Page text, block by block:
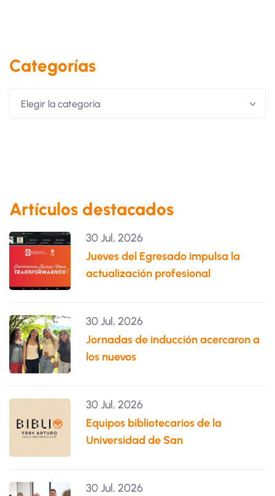
Categorías
Elegir la categoría
Artículos destacados
30 Jul, 2026
Jueves del Egresado impulsa la
actualización profesional
30 Jul, 2026
Jornadas de inducción acercaron a
los nuevos
30 Jul, 2026
Equipos bibliotecarios de la
Universidad de San
30 Jul, 2026